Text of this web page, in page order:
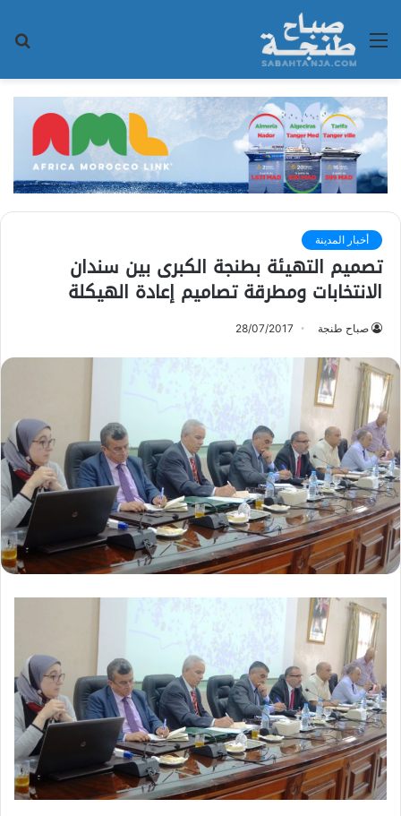
القائمة
أخبار المدينة
تصميم التهيئة بطنجة الكبرى بين سندان
الانتخابات ومطرقة تصاميم إعادة الهيكلة
صباح طنجة 28/07/2017